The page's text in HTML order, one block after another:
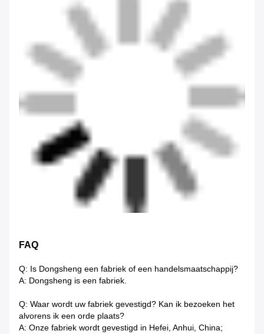
FAQ
Q: Is Dongsheng een fabriek of een handelsmaatschappij?
A: Dongsheng is een fabriek.
Q: Waar wordt uw fabriek gevestigd? Kan ik bezoeken het
alvorens ik een orde plaats?
A: Onze fabriek wordt gevestigd in Hefei, Anhui, China;